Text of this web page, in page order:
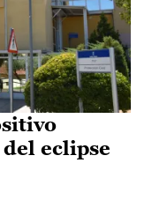
eclipse